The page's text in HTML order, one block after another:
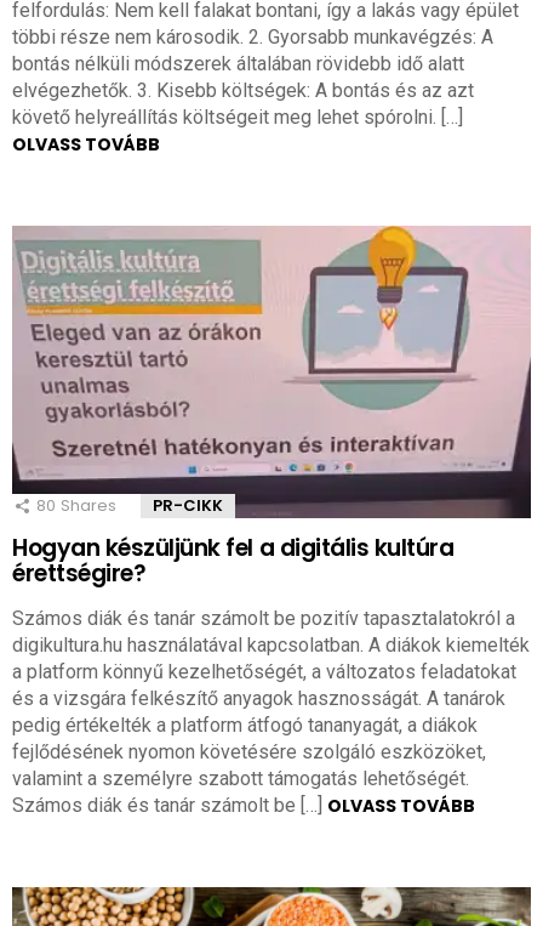
felfordulás: Nem kell falakat bontani, így a lakás vagy épület
többi része nem károsodik. 2. Gyorsabb munkavégzés: A
bontás nélküli módszerek általában rövidebb idő alatt
elvégezhetők. 3. Kisebb költségek: A bontás és az azt
követő helyreállítás költségeit meg lehet spórolni. […]
OLVASS TOVÁBB
80 Shares PR-CIKK
Hogyan készüljünk fel a digitális kultúra
érettségire?
Számos diák és tanár számolt be pozitív tapasztalatokról a
digikultura.hu használatával kapcsolatban. A diákok kiemelték
a platform könnyű kezelhetőségét, a változatos feladatokat
és a vizsgára felkészítő anyagok hasznosságát. A tanárok
pedig értékelték a platform átfogó tananyagát, a diákok
fejlődésének nyomon követésére szolgáló eszközöket,
valamint a személyre szabott támogatás lehetőségét.
Számos diák és tanár számolt be […] OLVASS TOVÁBB